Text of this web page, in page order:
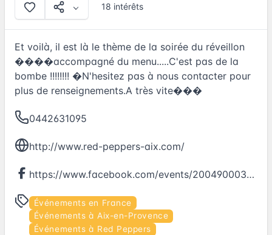
18 intérêts
Et voilà, il est là le thème de la soirée du réveillon
����accompagné du menu.....C'est pas de la
bombe !!!!!!!! �N'hesitez pas à nous contacter pour
plus de renseignements.A très vite���
0442631095
http://www.red-peppers-aix.com/
https://www.facebook.com/events/200490003740441
Événements en France
Événements à Aix-en-Provence
Événements à Red Peppers